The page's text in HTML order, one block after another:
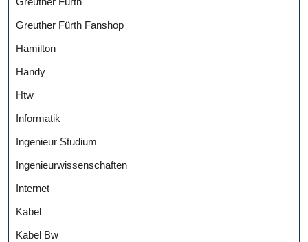
Greuther Fürth Fanshop
Hamilton
Handy
Htw
Informatik
Ingenieur Studium
Ingenieurwissenschaften
Internet
Kabel
Kabel Bw